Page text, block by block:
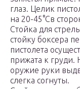
глаз. Целик
на 20-45°Св
Стойка для
стойку боксера
пистолета
прижата к
оружие руки
слегка согнуты.